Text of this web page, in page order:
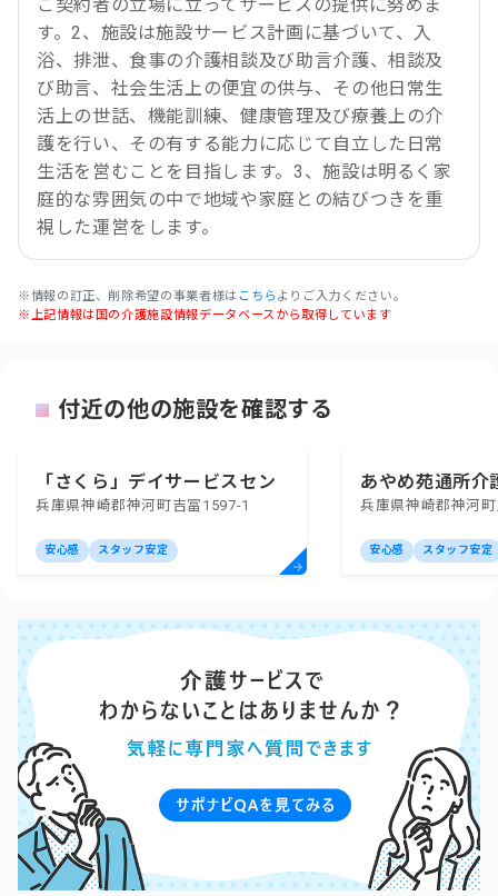
ご契約者の立場に立ってサービスの提供に努めま
す。2、施設は施設サービス計画に基づいて、入
浴、排泄、食事の介護相談及び助言介護、相談及
び助言、社会生活上の便宜の供与、その他日常生
活上の世話、機能訓練、健康管理及び療養上の介
護を行い、その有する能力に応じて自立した日常
生活を営むことを目指します。3、施設は明るく家
庭的な雰囲気の中で地域や家庭との結びつきを重
視した運営をします。
※情報の訂正、削除希望の事業者様は こちら よりご入力ください。
※上記情報は国の介護施設情報データベースから取得しています
付近の他の施設を確認する
「さくら」デイサービスセン
ター神崎
兵庫県神崎郡神河町吉冨1597-1
安心感 スタッフ安定
あやめ苑通所介
兵庫県神崎郡神河
安心感 スタッフ安定